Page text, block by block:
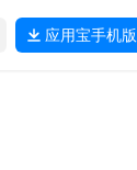
应用宝手机版